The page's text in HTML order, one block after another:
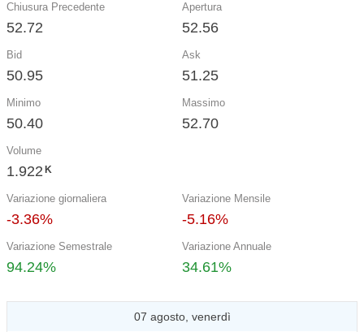
Chiusura Precedente
52.72
Apertura
52.56
Bid
50.95
Ask
51.25
Minimo
50.40
Massimo
52.70
Volume
1.922 K
Variazione giornaliera
-3.36%
Variazione Mensile
-5.16%
Variazione Semestrale
94.24%
Variazione Annuale
34.61%
07 agosto, venerdì